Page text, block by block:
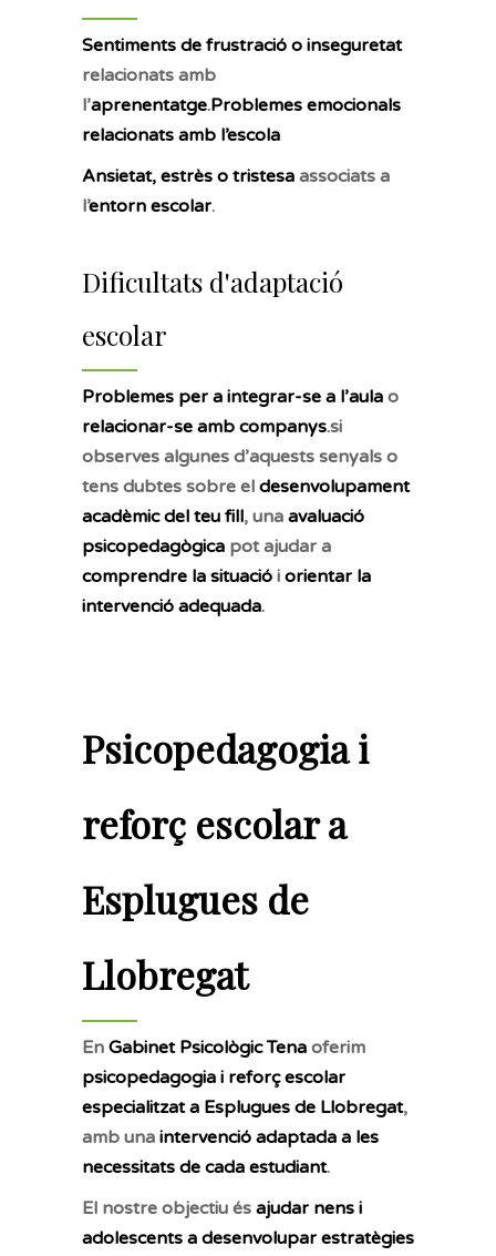
Sentiments de frustració o inseguretat
relacionats amb
l’aprenentatge.Problemes emocionals
relacionats amb l’escola
Ansietat, estrès o tristesa associats a
l’entorn escolar.
Dificultats d'adaptació
escolar
Problemes per a integrar-se a l’aula o
relacionar-se amb companys.si
observes algunes d’aquests senyals o
tens dubtes sobre el desenvolupament
acadèmic del teu fill, una avaluació
psicopedagògica pot ajudar a
comprendre la situació i orientar la
intervenció adequada.
Psicopedagogia i
reforç escolar a
Esplugues de
Llobregat
En Gabinet Psicològic Tena oferim
psicopedagogia i reforç escolar
especialitzat a Esplugues de Llobregat,
amb una intervenció adaptada a les
necessitats de cada estudiant.
El nostre objectiu és ajudar nens i
adolescents a desenvolupar estratègies